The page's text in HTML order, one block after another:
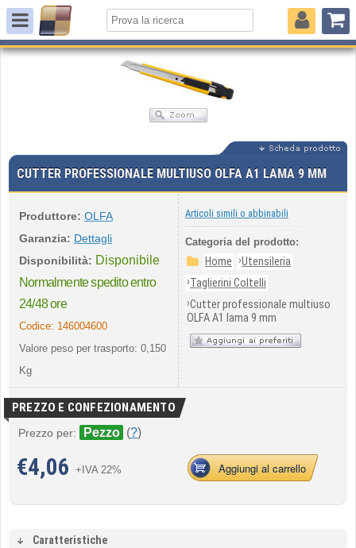
CUTTER PROFESSIONALE MULTIUSO OLFA A1 LAMA 9 MM
Produttore: OLFA
Garanzia: Dettagli
Disponibilità: Disponibile
Normalmente spedito entro
24/48 ore
Codice: 146004600
Valore peso per trasporto: 0,150
Kg
Articoli simili o abbinabili
Categoria del prodotto:
Home ›Utensileria
›Taglierini Coltelli
›Cutter professionale multiuso
OLFA A1 lama 9 mm
PREZZO E CONFEZIONAMENTO
Prezzo per: Pezzo (?)
€4,06 +IVA 22% Aggiungi al carrello
Caratteristiche